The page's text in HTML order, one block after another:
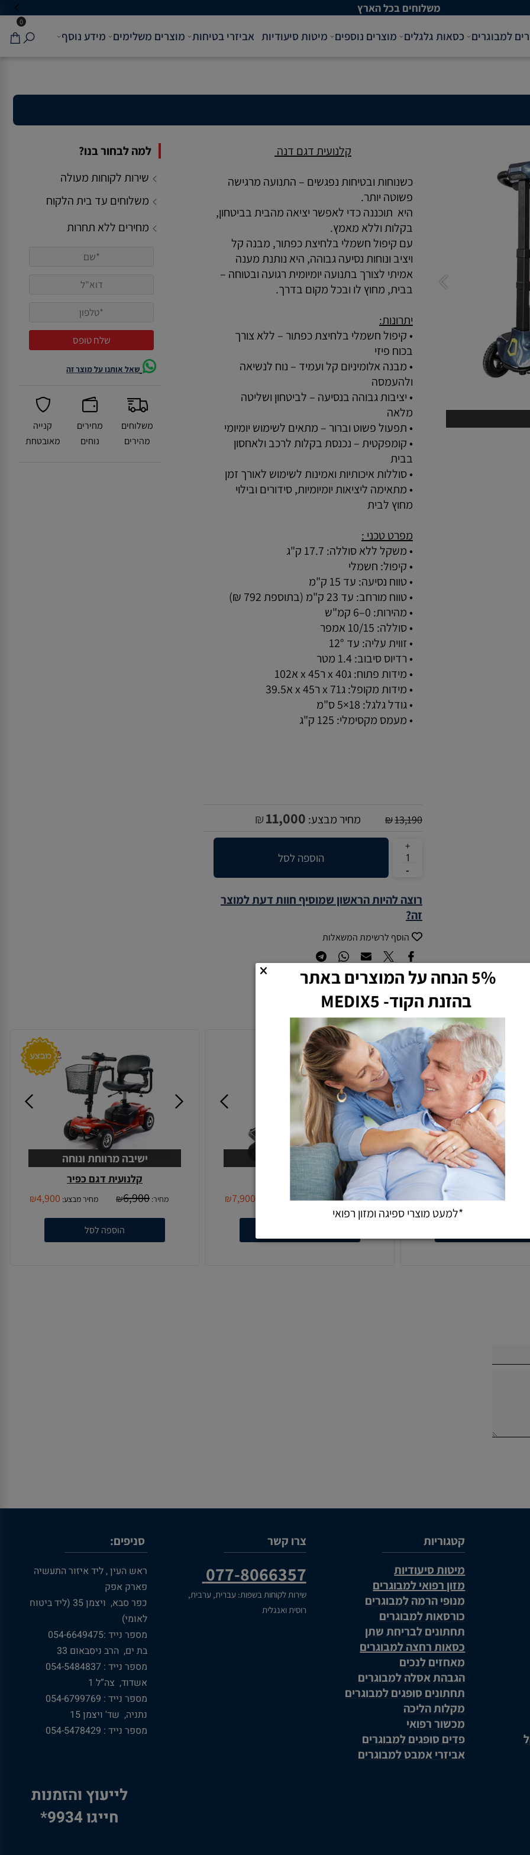
0
למבוגרים כסאות גלגלים מוצרים נוספים מיטות סיעודיות אביזרי בטיחות מוצרים משלימים מידע נוסף
קלנועית דגם דנה
פשוטה יותר.
בקלות וללא מאמץ.
בבית, מחוץ לו ובכל מקום בדרך.
יתרונות:
בכוח פיזי
ולהעמסה
מלאה
• תפעול פשוט וברור – מתאים לשימוש יומיומי
בבית
• סוללות איכותיות ואמינות לשימוש לאורך זמן
מחוץ לבית
מפרט טכני :
• משקל ללא סוללה: 17.7 ק"ג
• קיפול: חשמלי
• טווח נסיעה: עד 15 ק"מ
• טווח מורחב: עד 23 ק"מ (בתוספת 792 ₪)
• מהירות: 0–6 קמ"ש
• סוללה: 10/15 אמפר
• זווית עליה: עד 12°
• רדיוס סיבוב: 1.4 מטר
• מידות פתוח: ג40 x ר45 x א102
• מידות מקופל: ג71 x ר45 x א39.5
• גודל גלגל: 18×5 ס"מ
• מעמס מקסימלי: 125 ק"ג
₪13,190 מחיר מבצע: ₪11,000
הוספה לסל
רוצה להיות הראשון שמוסיף חוות דעת למוצר
זה?
הוסף לרשימת המשאלות
למה לבחור בנו?
שירות לקוחות מעולה
משלוחים עד בית הלקוח
מחירים ללא תחרות
שאל אותנו על מוצר זה
משלוחים
מהירים
מחירים
נוחים
קנייה
מאובטחת
קלנועית דגם מיכל
חופש תנועה מלא
קלנועית דגם רותם
מחיר: ₪8,900 מחיר מבצע: ₪7,900
ישיבה מרווחת ונוחה
קלנועית דגם כפיר
מחיר: ₪6,900 מחיר מבצע: ₪4,900
הוספה לסל
קטגוריות
מיטות סיעודיות
מזון רפואי למבוגרים
מנופי הרמה למבוגרים
כורסאות למבוגרים
תחתונים לבריחת שתן
כסאות רחצה למבוגרים
מאחזים לנכים
הגבהת אסלה למבוגרים
תחתונים סופגים למבוגרים
מקלות הליכה
מכשור רפואי
פדים סופגים למבוגרים
אביזרי אמבט למבוגרים
צרו קשר
077-8066357
שירות לקוחות בשפות: עברית, ערבית,
רוסית ואנגלית
סניפים:
ראש העין , ליד איזור התעשיה
פארק אפק
כפר סבא, ויצמן 35 (ליד ביטוח
לאומי)
מספר נייד :054-6649475
בת ים, הרב ניסבאום 33
מספר נייד : 054-5484837
אשדוד, צה”ל 1
מספר נייד : 054-6799769
נתניה, שד' ויצמן 15
מספר נייד : 054-5478429
לייעוץ והזמנות
חייגו 9934*
5% הנחה על המוצרים באתר
בהזנת הקוד- MEDIX5
*למעט מוצרי ספיגה ומזון רפואי